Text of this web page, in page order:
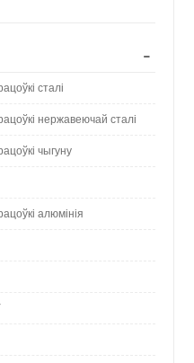
-
сталі
нержавеючай сталі
чыгуну
алюмінія